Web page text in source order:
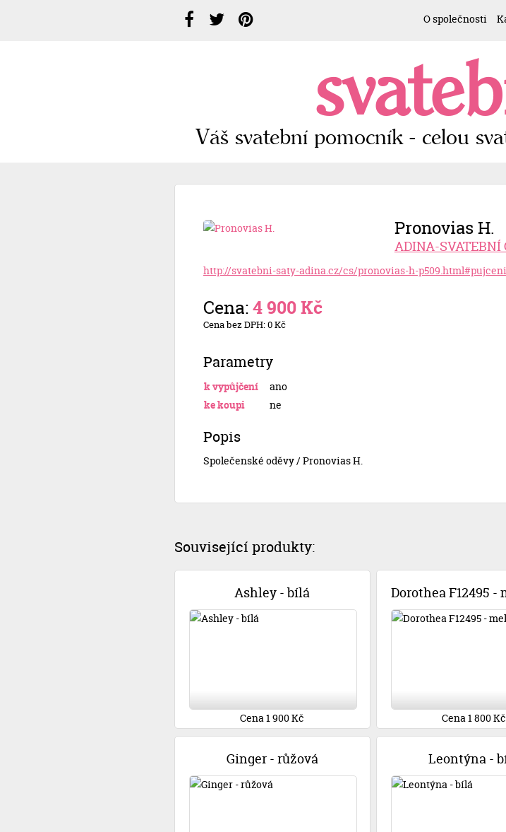
O společnosti
Váš svatební pomocník - celou
Pronovias H.
ADINA-SVATEBNÍ
http://svatebni-saty-adina.cz/cs/pronovias-h-p509.html#pujceni
Cena:4 900 Kč
Cena bez DPH: 0 Kč
Parametry
k vypůjčení
ano
ke koupi
ne
Popis
Společenské oděvy / Pronovias H.
Související produkty:
Ashley - bílá
Cena 1 900 Kč Cena 1 800 Kč
Ginger - růžová Leontýna -